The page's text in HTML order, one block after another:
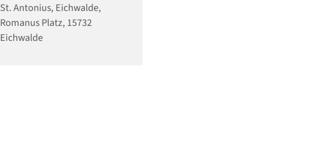
St. Antonius, Eichwalde,
Romanus Platz, 15732
Eichwalde